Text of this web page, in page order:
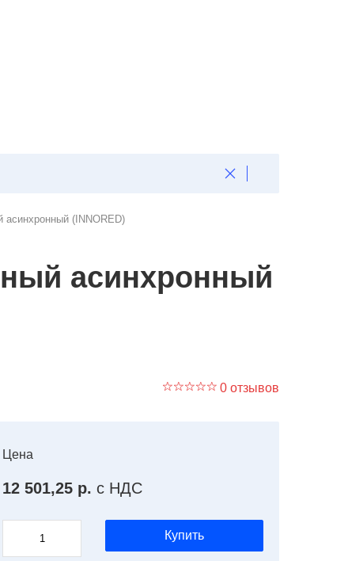
асинхронный (INNORED)
асинхронный
0 отзывов
Цена
12 501,25 р. с НДС
Купить